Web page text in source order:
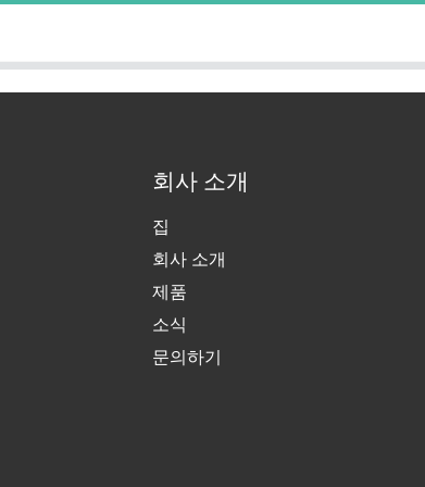
회사 소개
집
회사 소개
제품
소식
문의하기